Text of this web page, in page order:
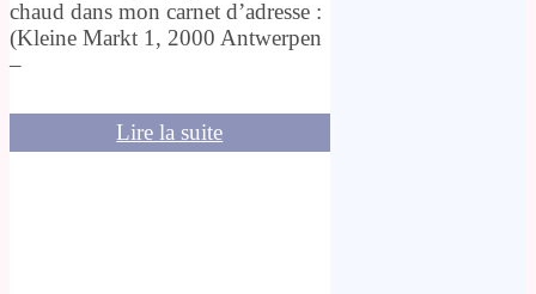
chaud dans mon carnet d’adresse :
(Kleine Markt 1, 2000 Antwerpen
–
Lire la suite